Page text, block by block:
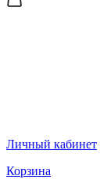
Личный кабинет
Корзина